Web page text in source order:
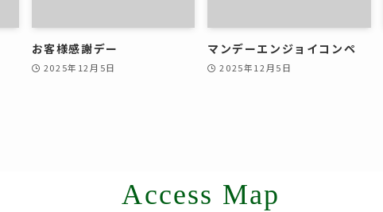
お客様感謝デー
2025年12月5日
マンデーエンジョイコンペ
2025年12月5日
Access Map